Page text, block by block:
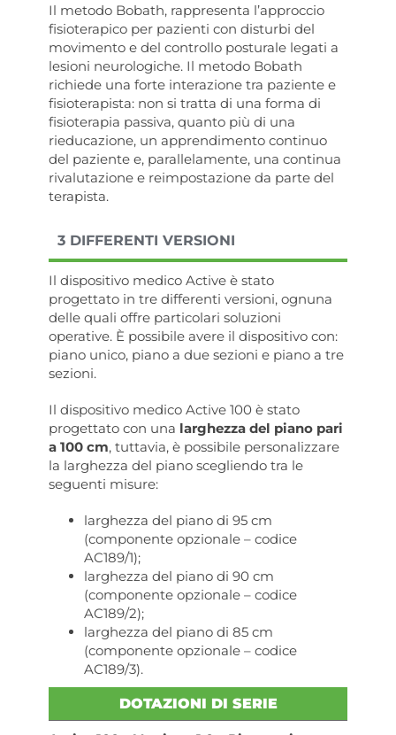
Il metodo Bobath, rappresenta l’approccio
fisioterapico per pazienti con disturbi del
movimento e del controllo posturale legati a
lesioni neurologiche. Il metodo Bobath
richiede una forte interazione tra paziente e
fisioterapista: non si tratta di una forma di
fisioterapia passiva, quanto più di una
rieducazione, un apprendimento continuo
del paziente e, parallelamente, una continua
rivalutazione e reimpostazione da parte del
terapista.
3 DIFFERENTI VERSIONI
Il dispositivo medico Active è stato
progettato in tre differenti versioni, ognuna
delle quali offre particolari soluzioni
operative. È possibile avere il dispositivo con:
piano unico, piano a due sezioni e piano a tre
sezioni.
Il dispositivo medico Active 100 è stato
progettato con una larghezza del piano pari
a 100 cm, tuttavia, è possibile personalizzare
la larghezza del piano scegliendo tra le
seguenti misure:
larghezza del piano di 95 cm
(componente opzionale – codice
AC189/1);
larghezza del piano di 90 cm
(componente opzionale – codice
AC189/2);
larghezza del piano di 85 cm
(componente opzionale – codice
AC189/3).
DOTAZIONI DI SERIE